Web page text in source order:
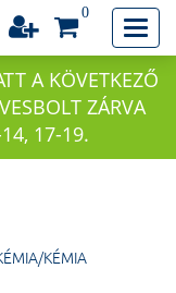
0
A KÖVETKEZŐ
ZÁRVA
17-19.
KÉMIA